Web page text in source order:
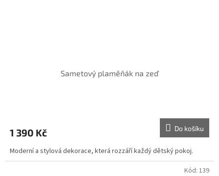
Sametový plaměňák na zeď
1 390 Kč Do košíku
Moderní a stylová dekorace, která rozzáří každý dětský pokoj.
Kód: 139